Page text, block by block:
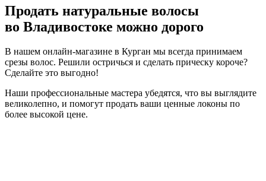
Продать натуральные волосы
во Владивостоке можно дорого
В нашем онлайн-магазине в Курган мы всегда принимаем
срезы волос. Решили остричься и сделать прическу короче?
Сделайте это выгодно!
Наши профессиональные мастера убедятся, что вы выглядите
великолепно, и помогут продать ваши ценные локоны по
более высокой цене.